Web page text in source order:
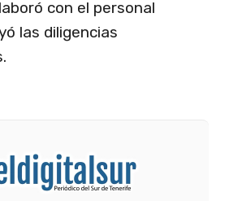
con el personal
las diligencias